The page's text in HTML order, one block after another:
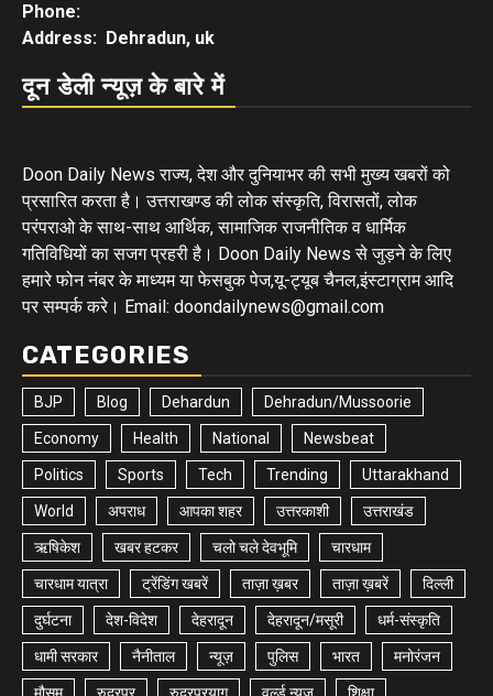
Phone:
Address: Dehradun, uk
दून डेली न्यूज़ के बारे में
Doon Daily News राज्य, देश और दुनियाभर की सभी मुख्य खबरों को
प्रसारित करता है। उत्तराखण्ड की लोक संस्कृति, विरासतों, लोक
परंपराओ के साथ-साथ आर्थिक, सामाजिक राजनीतिक व धार्मिक
गतिविधियों का सजग प्रहरी है। Doon Daily News से जुड़ने के लिए
हमारे फोन नंबर के माध्यम या फेसबुक पेज,यू-ट्यूब चैनल,इंस्टाग्राम आदि
पर सम्पर्क करे। Email: doondailynews@gmail.com
CATEGORIES
BJP Blog Dehardun Dehradun/Mussoorie
Economy Health National Newsbeat
Politics Sports Tech Trending Uttarakhand
World अपराध आपका शहर उत्तरकाशी उत्तराखंड
ऋषिकेश खबर हटकर चलो चले देवभूमि चारधाम
चारधाम यात्रा ट्रेंडिंग खबरें ताज़ा ख़बर ताज़ा ख़बरें दिल्ली
दुर्घटना देश-विदेश देहरादून देहरादून/मसूरी धर्म-संस्कृति
धामी सरकार नैनीताल न्यूज़ पुलिस भारत मनोरंजन